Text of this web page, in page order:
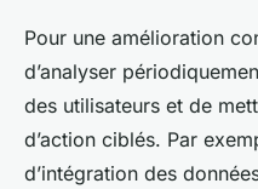
Pour une amélioration
d’analyser
des utilisateurs et de
d’action ciblés. Par
d’intégration des